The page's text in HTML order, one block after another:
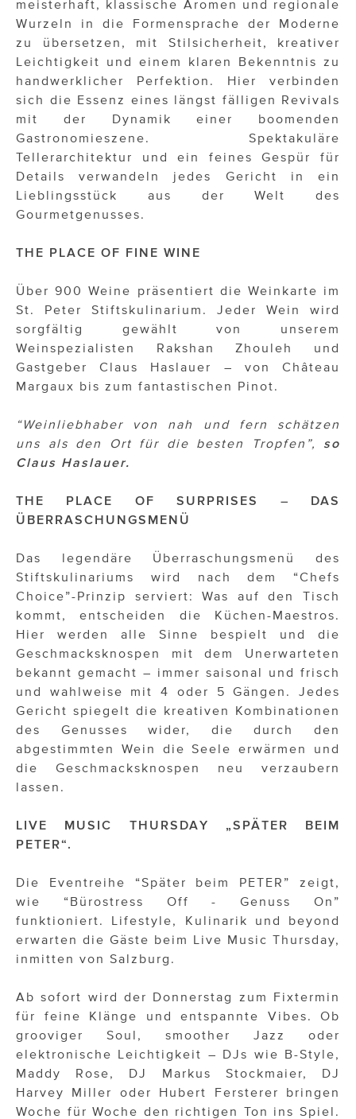
meisterhaft, klassische Aromen und regionale
Wurzeln in die Formensprache der Moderne
zu übersetzen, mit Stilsicherheit, kreativer
Leichtigkeit und einem klaren Bekenntnis zu
handwerklicher Perfektion. Hier verbinden
sich die Essenz eines längst fälligen Revivals
mit der Dynamik einer boomenden
Gastronomieszene. Spektakuläre
Tellerarchitektur und ein feines Gespür für
Details verwandeln jedes Gericht in ein
Lieblingsstück aus der Welt des
Gourmetgenusses.
THE PLACE OF FINE WINE
Über 900 Weine präsentiert die Weinkarte im
St. Peter Stiftskulinarium. Jeder Wein wird
sorgfältig gewählt von unserem
Weinspezialisten Rakshan Zhouleh und
Gastgeber Claus Haslauer – von Château
Margaux bis zum fantastischen Pinot.
“Weinliebhaber von nah und fern schätzen
uns als den Ort für die besten Tropfen”, so
Claus Haslauer.
THE PLACE OF SURPRISES – DAS
ÜBERRASCHUNGSMENÜ
Das legendäre Überraschungsmenü des
Stiftskulinariums wird nach dem “Chefs
Choice”-Prinzip serviert: Was auf den Tisch
kommt, entscheiden die Küchen-Maestros.
Hier werden alle Sinne bespielt und die
Geschmacksknospen mit dem Unerwarteten
bekannt gemacht – immer saisonal und frisch
und wahlweise mit 4 oder 5 Gängen. Jedes
Gericht spiegelt die kreativen Kombinationen
des Genusses wider, die durch den
abgestimmten Wein die Seele erwärmen und
die Geschmacksknospen neu verzaubern
lassen.
LIVE MUSIC THURSDAY „SPÄTER BEIM
PETER“.
Die Eventreihe “Später beim PETER” zeigt,
wie “Bürostress Off - Genuss On”
funktioniert. Lifestyle, Kulinarik und beyond
erwarten die Gäste beim Live Music Thursday,
inmitten von Salzburg.
Ab sofort wird der Donnerstag zum Fixtermin
für feine Klänge und entspannte Vibes. Ob
grooviger Soul, smoother Jazz oder
elektronische Leichtigkeit – DJs wie B-Style,
Maddy Rose, DJ Markus Stockmaier, DJ
Harvey Miller oder Hubert Fersterer bringen
Woche für Woche den richtigen Ton ins Spiel.